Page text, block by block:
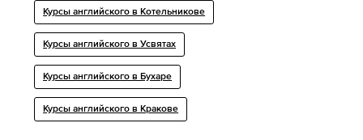
Курсы английского в Котельникове
Курсы английского в Усвятах
Курсы английского в Бухаре
Курсы английского в Кракове